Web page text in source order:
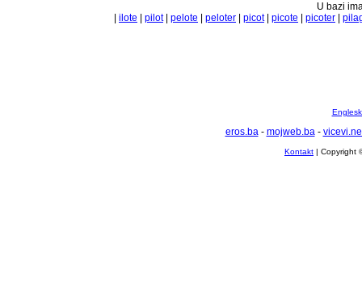
U bazi
ilote pilot| pelote peloter picot| picote picoter
eros.ba- mojweb.ba-
Kontakt | Copyright